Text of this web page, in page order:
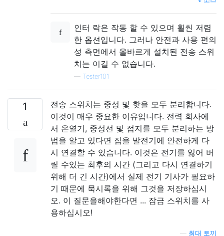
인터 락은 작동 할 수 있으며 훨씬 저렴
한 옵션입니다. 그러나 안전과 사용 편의
성 측면에서 올바르게 설치된 전송 스위
치는 이길 수 없습니다.
— Tester101
1
전송 스위치는 중성 및 핫을 모두 분리합니다.
이것이 매우 중요한 이유입니다. 전력 회사에
서 온열기, 중성선 및 접지를 모두 분리하는 방
법을 알고 있다면 집을 발전기에 안전하게 다
시 연결할 수 있습니다. 이것은 전기를 잃어 버
릴 수있는 최후의 시간 (그리고 다시 연결하기
위해 더 긴 시간)에서 실제 전기 기사가 필요하
기 때문에 묵시록을 위해 그것을 저장하십시
오. 이 질문을해야한다면 ... 잠금 스위치를 사
용하십시오!
최대 토끼